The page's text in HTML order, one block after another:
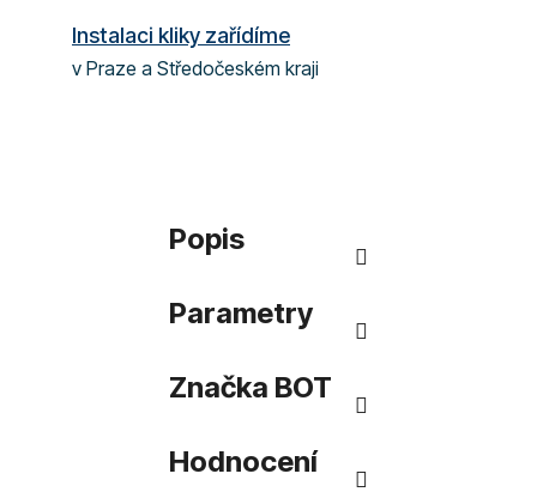
Instalaci kliky zařídíme
v Praze a Středočeském kraji
Popis
Parametry
Značka BOT
Hodnocení